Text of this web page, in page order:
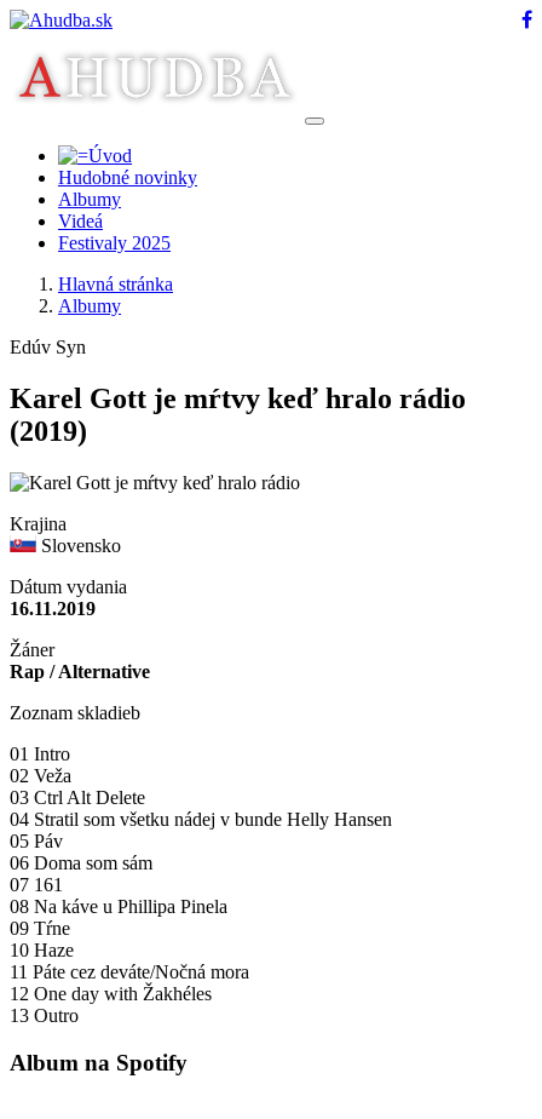
Hudobné novinky
Albumy
Videá
Festivaly 2025
Hlavná stránka
Albumy
Edúv Syn
Karel Gott je mŕtvy keď hralo rádio
(2019)
Krajina
Slovensko
Dátum vydania
16.11.2019
Žáner
Rap / Alternative
Zoznam skladieb
01 Intro
02 Veža
03 Ctrl Alt Delete
04 Stratil som všetku nádej v bunde Helly Hansen
05 Páv
06 Doma som sám
07 161
08 Na káve u Phillipa Pinela
09 Tŕne
10 Haze
11 Páte cez deváte/Nočná mora
12 One day with Žakhéles
13 Outro
Album na Spotify